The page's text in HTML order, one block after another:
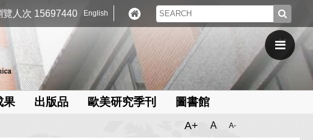
覽人次 15697440 English
果 出版品 歐美研究季刊 圖書館
A+ A A-